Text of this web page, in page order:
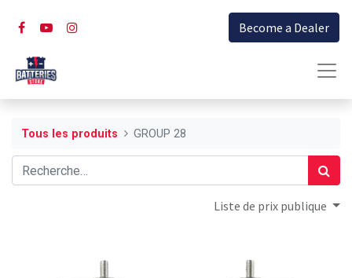
Become a Dealer
Tous les produits GROUP 28
Liste de prix publique